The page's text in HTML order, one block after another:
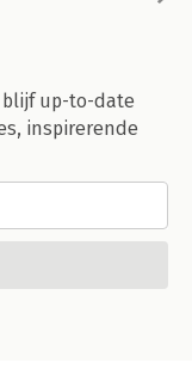
blijf up-to-date
inspirerende